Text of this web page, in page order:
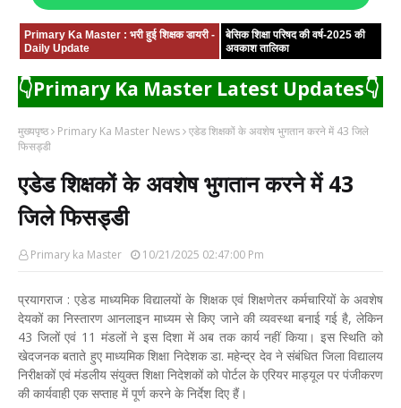
Primary Ka Master : भरी हुई शिक्षक डायरी -
Daily Update
बेसिक शिक्षा परिषद की वर्ष-2025 की
अवकाश तालिका
👇Primary Ka Master Latest Updates👇
मुख्यपृष्ठ Primary Ka Master News एडेड शिक्षकों के अवशेष भुगतान करने में 43 जिले
फिसड्डी
एडेड शिक्षकों के अवशेष भुगतान करने में 43
जिले फिसड्डी
Primary ka Master 10/21/2025 02:47:00 Pm
प्रयागराज : एडेड माध्यमिक विद्यालयों के शिक्षक एवं शिक्षणेतर कर्मचारियों के अवशेष
देयकों का निस्तारण आनलाइन माध्यम से किए जाने की व्यवस्था बनाई गई है, लेकिन
43 जिलों एवं 11 मंडलों ने इस दिशा में अब तक कार्य नहीं किया। इस स्थिति को
खेदजनक बताते हुए माध्यमिक शिक्षा निदेशक डा. महेन्द्र देव ने संबंधित जिला विद्यालय
निरीक्षकों एवं मंडलीय संयुक्त शिक्षा निदेशकों को पोर्टल के एरियर माड्यूल पर पंजीकरण
की कार्यवाही एक सप्ताह में पूर्ण करने के निर्देश दिए हैं।